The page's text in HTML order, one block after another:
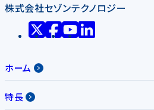
株式会社セゾンテクノロジー
ホーム
特長